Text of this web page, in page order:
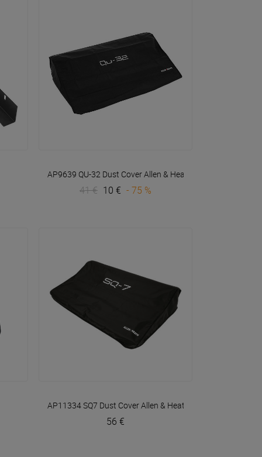
VOIR EN DÉTAIL
AP9639 QU-32 Dust CoverAllen & Heath
41 € 10 € - 75 %
VOIR EN DÉTAIL
AP11334 SQ7 Dust CoverAllen & Heath
56 €